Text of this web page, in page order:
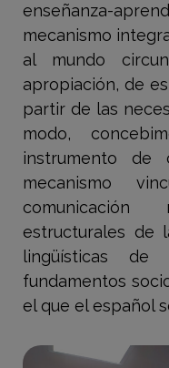
enseñanza-
mecanismo
al mundo
apropiación, de
partir de las
modo,
instrumento de
mecanismo
estructurales de
lingüísticas
fundamentos
el que el español